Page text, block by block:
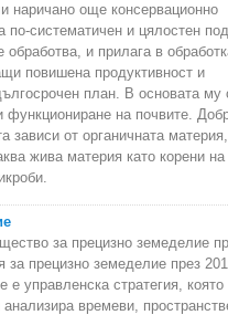
наричано още консервационно
по-систематичен и цялостен
обработва, и прилага в
повишена продуктивност и
план. В основата му
функциониране на почвите.
зависи от органичната материя,
жива материя като корени на
за прецизно земеделие
прецизно земеделие през
е управленска стратегия, която
времеви,